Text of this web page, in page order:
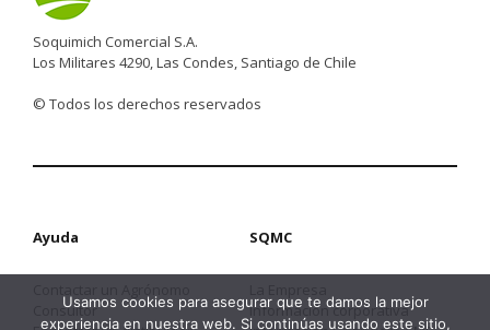
Soquimich Comercial S.A.
Los Militares 4290, Las Condes, Santiago de Chile
© Todos los derechos reservados
Ayuda
Consultor
SQMC
Información corporativa
Usamos cookies para asegurar que te damos la mejor
experiencia en nuestra web. Si continúas usando este sitio,